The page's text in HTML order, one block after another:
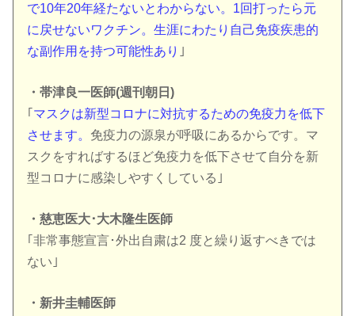
で10年20年経たないとわからない。1回打ったら元
に戻せないワクチン。生涯にわたり自己免疫疾患的
な副作用を持つ可能性あり ｣
・帯津良一医師(週刊朝日)
｢ マスクは新型コロナに対抗するための免疫力を低下
させます。 免疫力の源泉が呼吸にあるからです。マ
スクをすればするほど免疫力を低下させて自分を新
型コロナに感染しやすくしている｣
・慈恵医大･大木隆生医師
｢非常事態宣言･外出自粛は2 度と繰り返すべきでは
ない｣
・新井圭輔医師